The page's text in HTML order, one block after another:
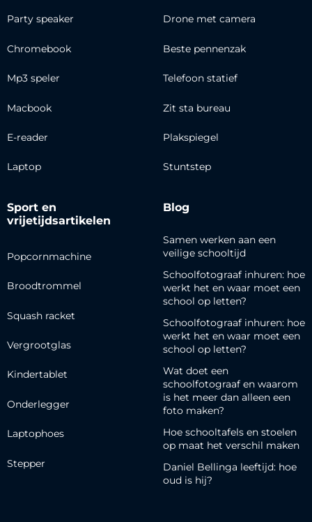
Party speaker
Chromebook
Mp3 speler
Macbook
E-reader
Laptop
Drone met camera
Beste pennenzak
Telefoon statief
Zit sta bureau
Plakspiegel
Stuntstep
Sport en
vrijetijdsartikelen
Popcornmachine
Broodtrommel
Squash racket
Vergrootglas
Kindertablet
Onderlegger
Laptophoes
Stepper
Blog
Samen werken aan een
veilige schooltijd
Schoolfotograaf inhuren: hoe
werkt het en waar moet een
school op letten?
Schoolfotograaf inhuren: hoe
werkt het en waar moet een
school op letten?
Wat doet een
schoolfotograaf en waarom
is het meer dan alleen een
foto maken?
Hoe schooltafels en stoelen
op maat het verschil maken
Daniel Bellinga leeftijd: hoe
oud is hij?